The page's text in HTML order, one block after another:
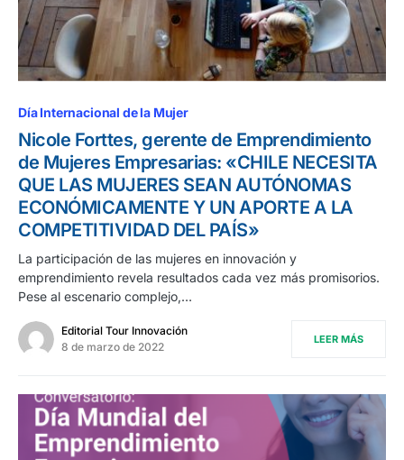
Día Internacional de la Mujer
Nicole Forttes, gerente de Emprendimiento
de Mujeres Empresarias: «CHILE NECESITA
QUE LAS MUJERES SEAN AUTÓNOMAS
ECONÓMICAMENTE Y UN APORTE A LA
COMPETITIVIDAD DEL PAÍS»
La participación de las mujeres en innovación y
emprendimiento revela resultados cada vez más promisorios.
Pese al escenario complejo,…
Editorial Tour Innovación
8 de marzo de 2022
LEER MÁS